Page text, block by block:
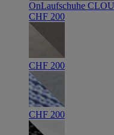
OnLaufschuhe
CHF 200
CHF 200
CHF 200